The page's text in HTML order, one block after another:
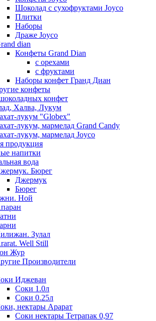
Шоколад с сухофруктами Joyco
Плитки
Наборы
Драже Joyco
dian
Конфеты Grand Dian
с орехами
с фруктами
Наборы конфет Гранд Диан
конфеты
конфет
Халва, Лукум
лукум "Globex"
лукум, мармелад Grand Candy
лукум, мармелад Joyco
продукция
напитки
вода
Бюрег
Джермук
Бюрег
Ной
Зулал
Well Still
Жур
Производители
Иджеван
Соки 1.0л
Соки 0.25л
нектары Арарат
Соки нектары Тетрапак 0,97